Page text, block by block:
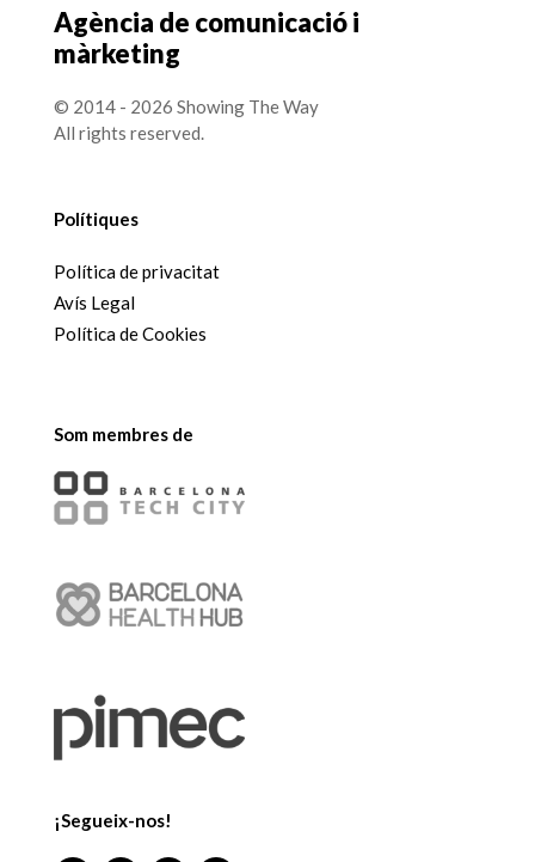
Agència de comunicació i
màrketing
© 2014 - 2026 Showing The Way
All rights reserved.
Polítiques
Política de privacitat
Avís Legal
Política de Cookies
Som membres de
¡Segueix-nos!